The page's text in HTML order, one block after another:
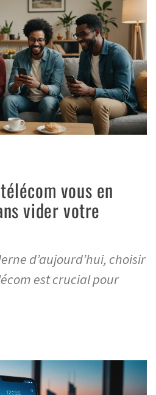
vous en
vider votre
d’aujourd’hui, choisir
est crucial pour